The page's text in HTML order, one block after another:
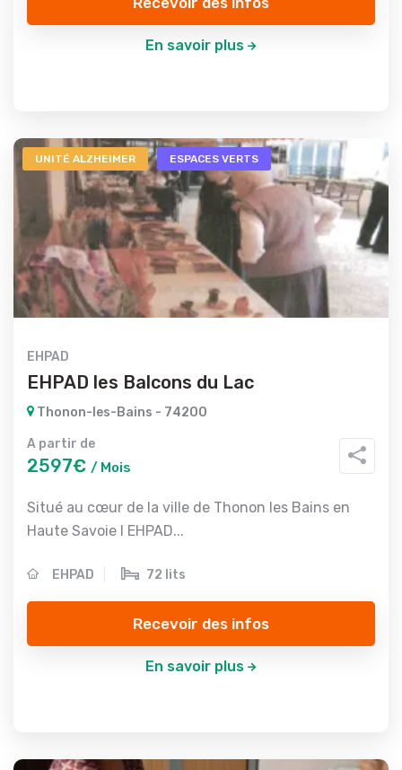
En savoir plus
UNITÉ ALZHEIMER ESPACES VERTS
EHPAD
EHPAD les Balcons du Lac
Thonon-les-Bains - 74200
A partir de
2597€ / Mois
Situé au cœur de la ville de Thonon les Bains en
Haute Savoie l EHPAD...
EHPAD 72 lits
Recevoir des infos
En savoir plus